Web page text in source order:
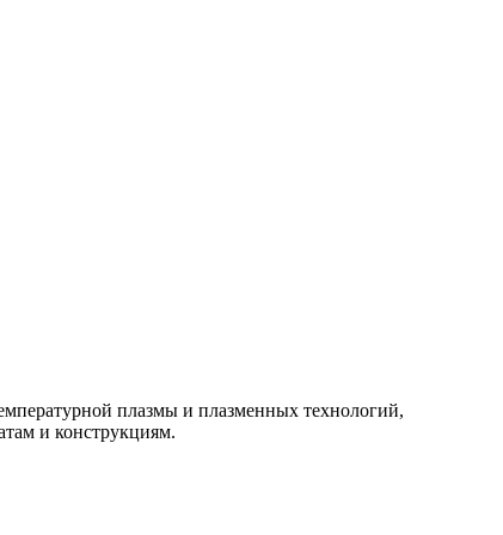
плазмы и плазменных технологий,
и конструкциям.